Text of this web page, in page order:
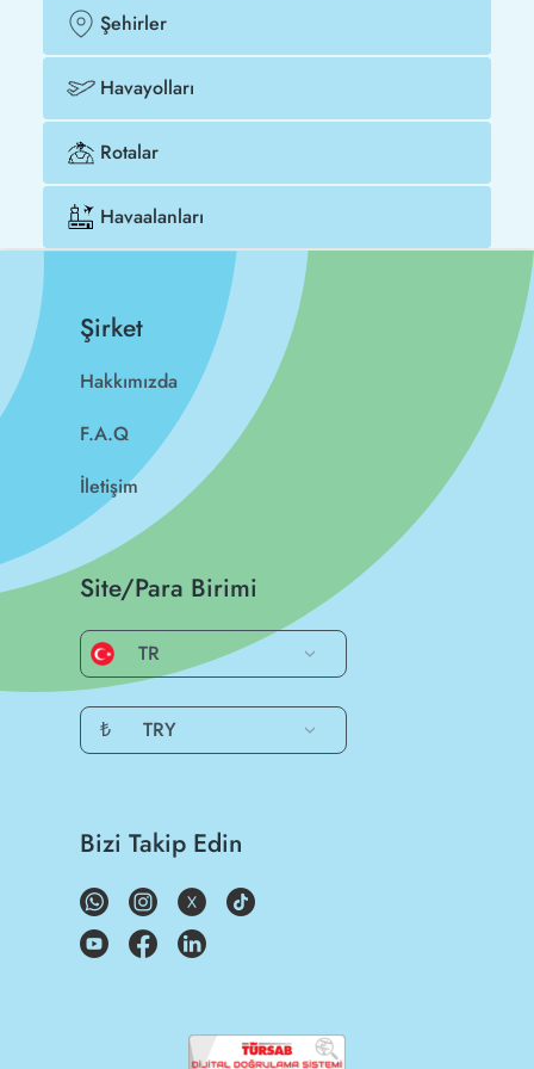
Şehirler
Havayolları
Rotalar
Havaalanları
Şirket
Hakkımızda
F.A.Q
İletişim
Site/Para Birimi
TR
₺ TRY
Bizi Takip Edin